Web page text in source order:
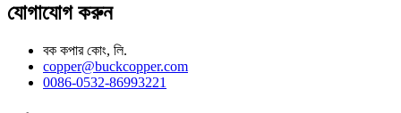
যোগাযোগ করুন
বক কপার কোং, লি.
copper@buckcopper.com
0086-0532-86993221